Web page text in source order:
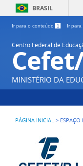
BRASIL
Ir para o conteúdo 1 Ir para
Centro Federal de
MINISTÉRIO DA
PÁGINA INICIAL >